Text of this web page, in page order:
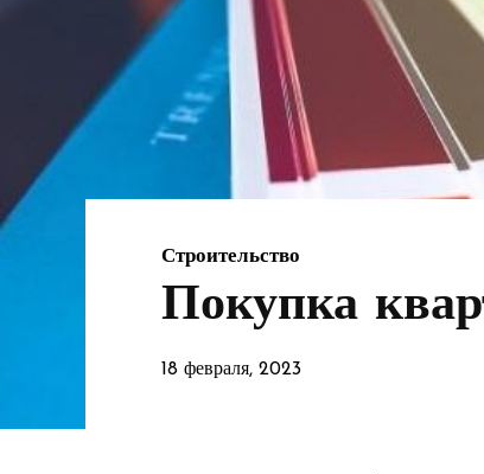
Строительство
Покупка
18 февраля, 2023